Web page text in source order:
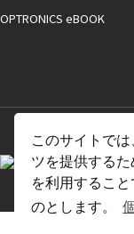
このサイトで
ツを提供する
を利用するこ
のとします。
OPTRONICS eBOOK